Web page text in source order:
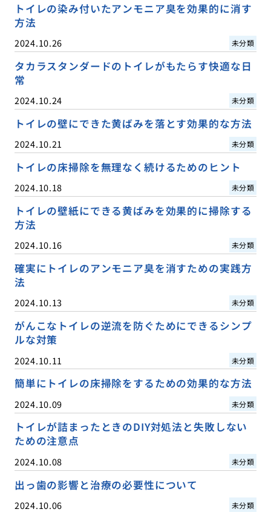
トイレの染み付いたアンモニア臭を効果的に消す
方法
2024.10.26 未分類
タカラスタンダードのトイレがもたらす快適な日
常
2024.10.24 未分類
トイレの壁にできた黄ばみを落とす効果的な方法
2024.10.21 未分類
トイレの床掃除を無理なく続けるためのヒント
2024.10.18 未分類
トイレの壁紙にできる黄ばみを効果的に掃除する
方法
2024.10.16 未分類
確実にトイレのアンモニア臭を消すための実践方
法
2024.10.13 未分類
がんこなトイレの逆流を防ぐためにできるシンプ
ルな対策
2024.10.11 未分類
簡単にトイレの床掃除をするための効果的な方法
2024.10.09 未分類
トイレが詰まったときのDIY対処法と失敗しない
ための注意点
2024.10.08 未分類
出っ歯の影響と治療の必要性について
2024.10.06 未分類